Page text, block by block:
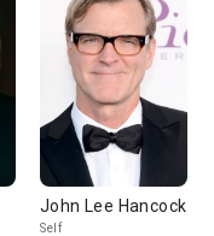
John Lee Hancock
Self